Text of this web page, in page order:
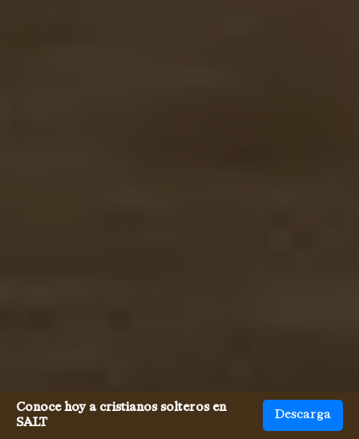
Conoce hoy a cristianos solteros en
SALT
Descarga